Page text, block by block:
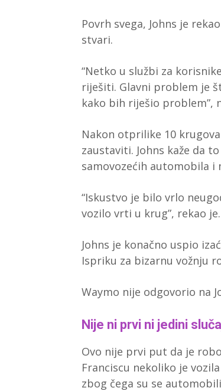
Povrh svega, Johns je
stvari.
“Netko u službi za
riješiti. Glavni problem je
kako bih riješio problem”,
Nakon otprilike 10
zaustaviti. Johns kaže da
samovozećih automobila i
“Iskustvo je bilo vrlo
vozilo vrti u krug”, rekao je.
Johns je konačno uspio
Ispriku za bizarnu vožnju
Waymo nije odgovorio na
Nije ni prvi ni jedini
Ovo nije prvi put da je
Franciscu nekoliko je
zbog čega su se